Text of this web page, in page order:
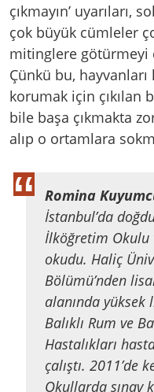
çıkmayın’ uyarıları,
çok büyük cümleler
mitinglere
Çünkü bu,
korumak için çıkılan
bile başa çıkmakta
alıp o ortamlara
Romina
İstanbul’da
İlköğretim Okulu
okudu. Haliç
Bölümü’nden
alanında yüksek
Balıklı Rum ve
Hastalıkları
çalıştı. 2011’de
Okullarda sınav